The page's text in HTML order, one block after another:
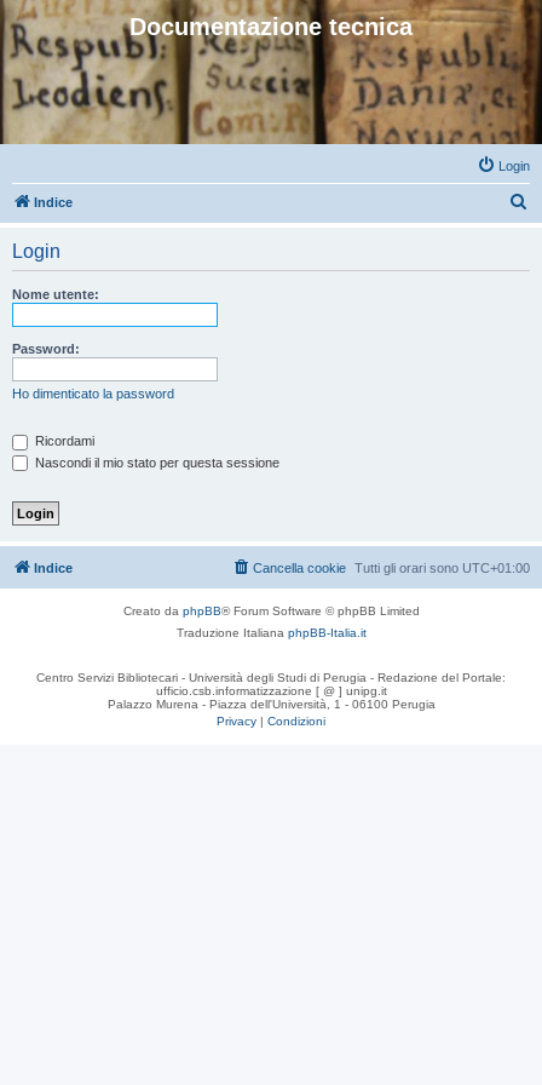
Documentazione tecnica
Login
Indice
Login
Nome utente:
Password:
Ho dimenticato la password
Ricordami
Nascondi il mio stato per questa sessione
Indice Tutti gli orari sono UTC+01:00
Cancella cookie
Creato da phpBB® Forum Software © phpBB Limited
Traduzione Italiana phpBB-Italia.it
Centro Servizi Bibliotecari - Università degli Studi di Perugia - Redazione del Portale:
ufficio.csb.informatizzazione [ @ ] unipg.it
Palazzo Murena - Piazza dell'Università, 1 - 06100 Perugia
Privacy | Condizioni